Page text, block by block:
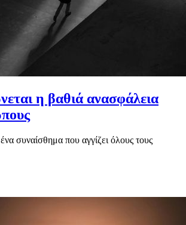
η βαθιά ανασφάλεια
συναίσθημα που αγγίζει όλους τους